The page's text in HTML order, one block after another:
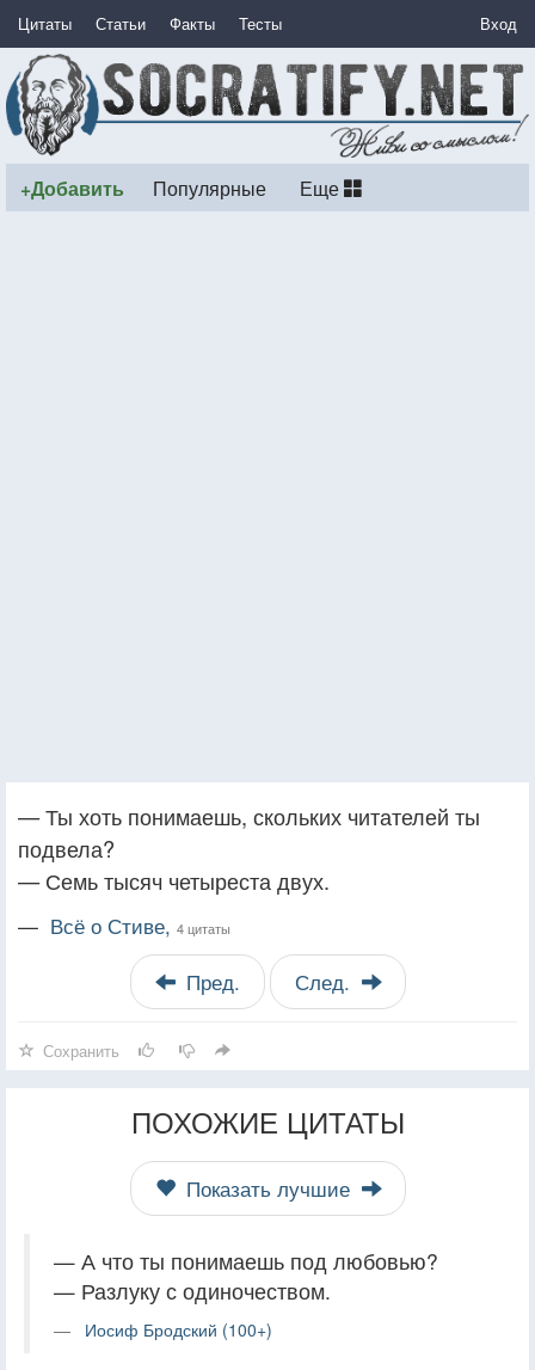
Цитаты Статьи Факты Тесты Вход
+Добавить Популярные Еще
— Ты хоть понимаешь, скольких читателей ты
подвела?
— Семь тысяч четыреста двух.
— Всё о Стиве, 4 цитаты
Пред. След.
Сохранить
ПОХОЖИЕ ЦИТАТЫ
Показать лучшие
— А что ты понимаешь под любовью?
— Разлуку с одиночеством.
Иосиф Бродский (100+)